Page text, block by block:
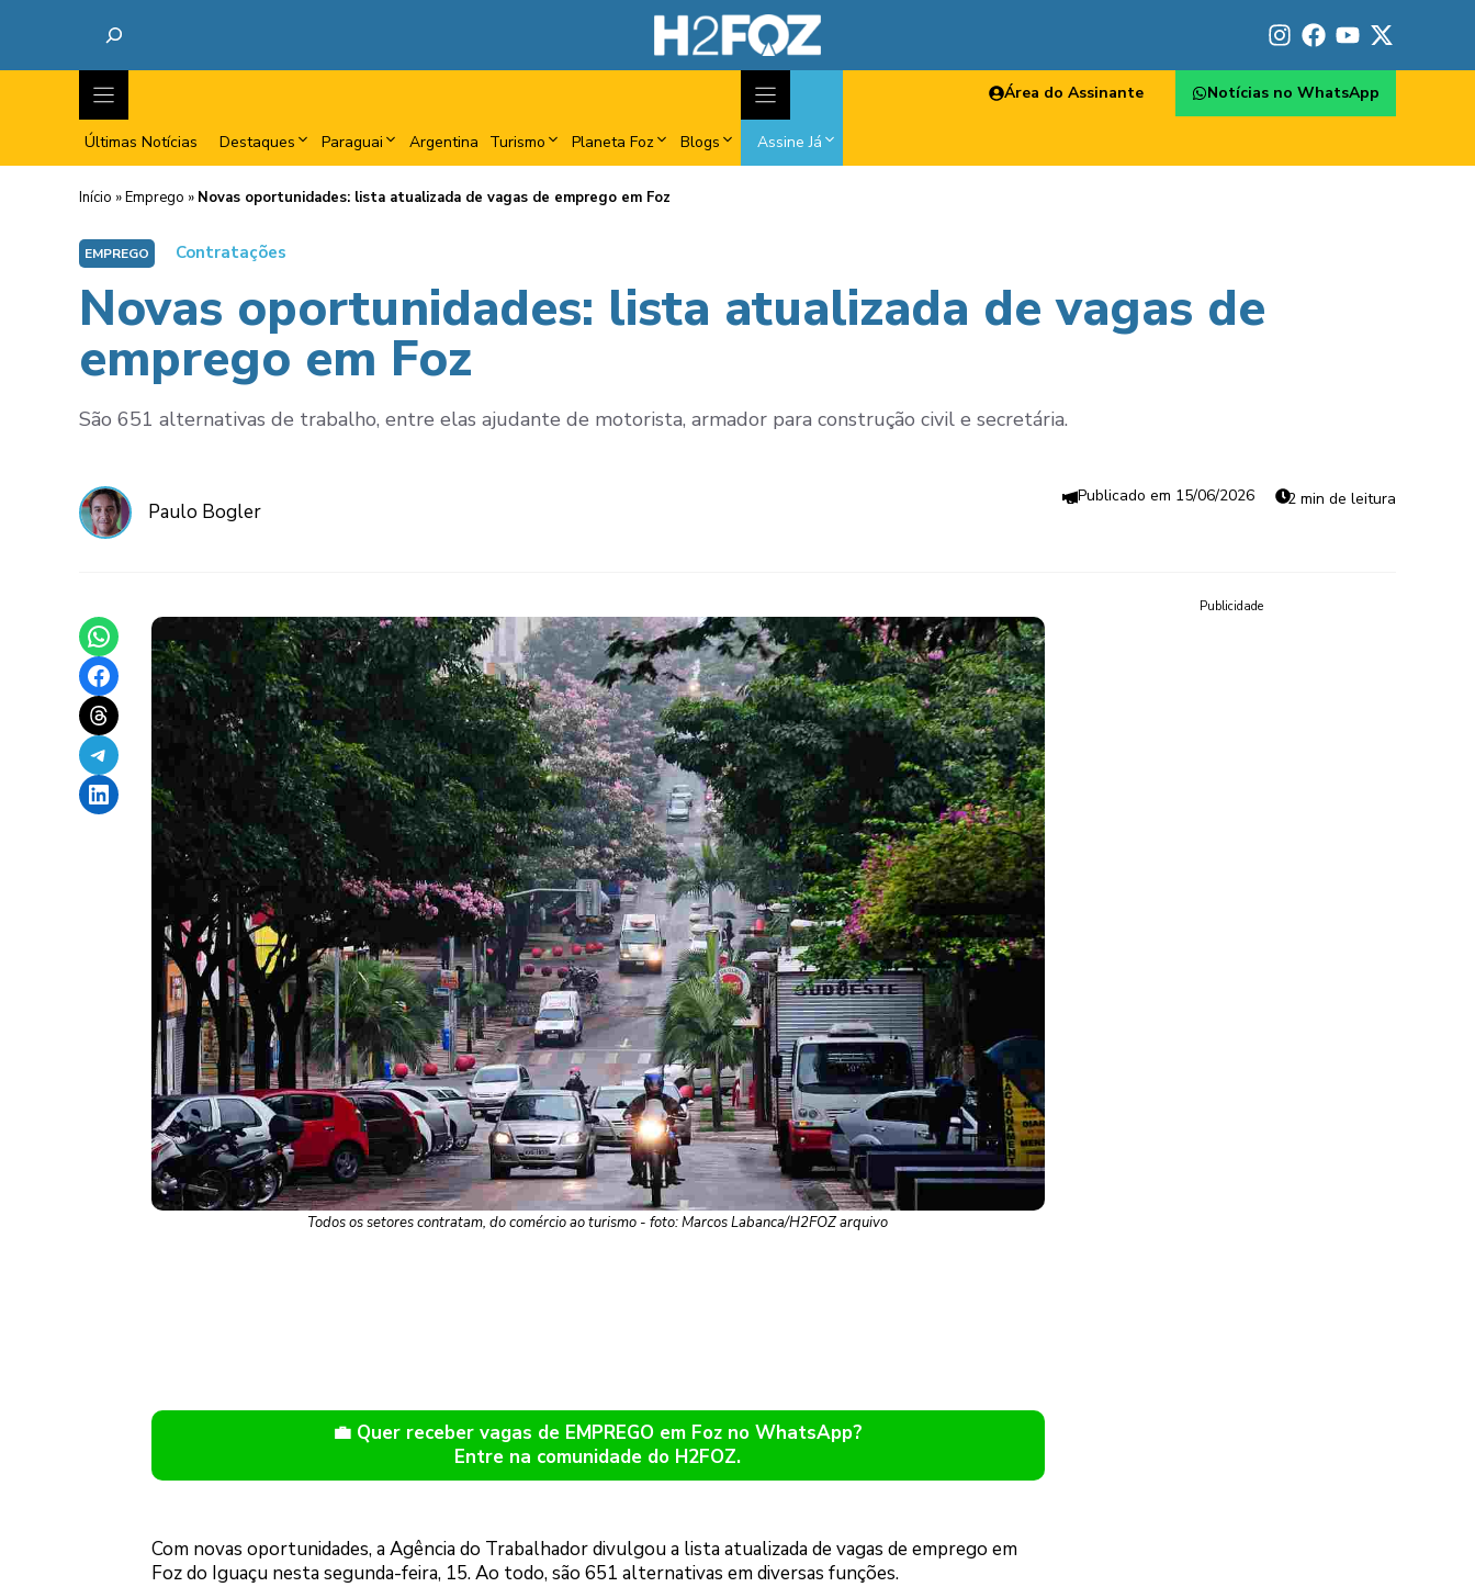
Últimas Notícias Destaques Paraguai Argentina Turismo Planeta Foz Blogs Assine Já
Área do Assinante Notícias no WhatsApp
Início »Emprego » Novas oportunidades: lista atualizada de vagas de emprego em Foz
EMPREGO Contratações
Novas oportunidades: lista atualizada de vagas de
emprego em Foz
São 651 alternativas de trabalho, entre elas ajudante de motorista, armador para construção civil e secretária.
Paulo Bogler
15/06/2026 2 min de leitura
Share on WhatsApp
Share on Facebook
Share on Threads
Share on Telegram
Share on LinkedIn
Todos os setores contratam, do comércio ao turismo - foto: Marcos Labanca/H2FOZ arquivo
💼 Quer receber vagas de EMPREGO em Foz no WhatsApp?
Entre na comunidade do H2FOZ.
Com novas oportunidades, a Agência do Trabalhador divulgou a lista atualizada de vagas de emprego em
Foz do Iguaçu nesta segunda-feira, 15. Ao todo, são 651 alternativas em diversas funções.
Publicidade